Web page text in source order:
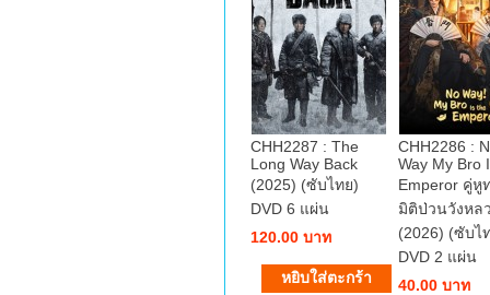
CHH2287 : The
Long Way Back
(2025) (ซับไทย)
DVD 6 แผ่น
120.00 บาท
CHH2286 :
Way My Bro
Emperor คู่หู
มิติป่วนวังหล
(2026) (ซับไ
DVD 2 แผ่น
40.00 บาท